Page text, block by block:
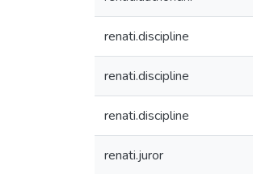
renati.discipline
renati.discipline
renati.discipline
renati.juror